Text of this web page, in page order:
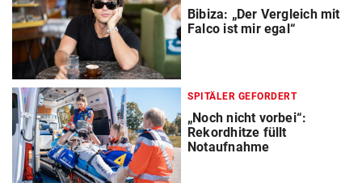
Bibiza: „Der Vergleich mit
Falco ist mir egal“
SPITÄLER GEFORDERT
„Noch nicht vorbei“:
Rekordhitze füllt
Notaufnahme